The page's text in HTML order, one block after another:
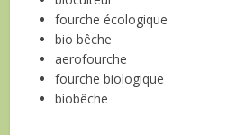
fourche écologique
bio bêche
aerofourche
fourche biologique
biobêche